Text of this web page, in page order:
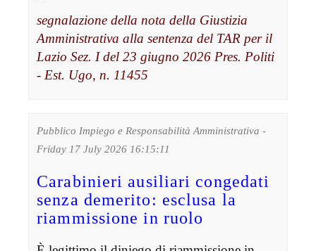
segnalazione della nota della Giustizia
Amministrativa alla sentenza del TAR per il
Lazio Sez. I del 23 giugno 2026 Pres. Politi
- Est. Ugo, n. 11455
Pubblico Impiego e Responsabilità Amministrativa -
Friday 17 July 2026 16:15:11
Carabinieri ausiliari congedati
senza demerito: esclusa la
riammissione in ruolo